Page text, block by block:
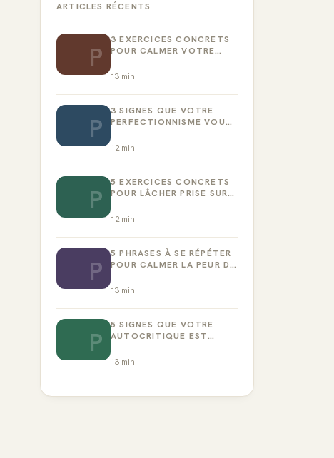
ARTICLES RÉCENTS
P
3 EXERCICES CONCRETS
POUR CALMER VOTRE
13 min
P
3 SIGNES QUE VOTRE
PERFECTIONNISME VOUS
12min
P
5 EXERCICES CONCRETS
POUR LÂCHER PRISE SUR
12min
P
5 PHRASES À SE RÉPÉTER
POUR CALMER LA PEUR DE
13 min
P
5 SIGNES QUE VOTRE
AUTOCRITIQUE EST
13 min